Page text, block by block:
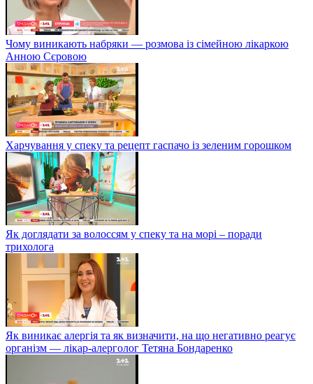
Чому виникають набряки — розмова із сімейною лікаркою
Анною Сєровою
Харчування у спеку та рецепт гаспачо із зеленим горошком
Як доглядати за волоссям у спеку та на морі – поради
трихолога
Як виникає алергія та як визначити, на що негативно реагує
організм — лікар-алерголог Тетяна Бондаренко